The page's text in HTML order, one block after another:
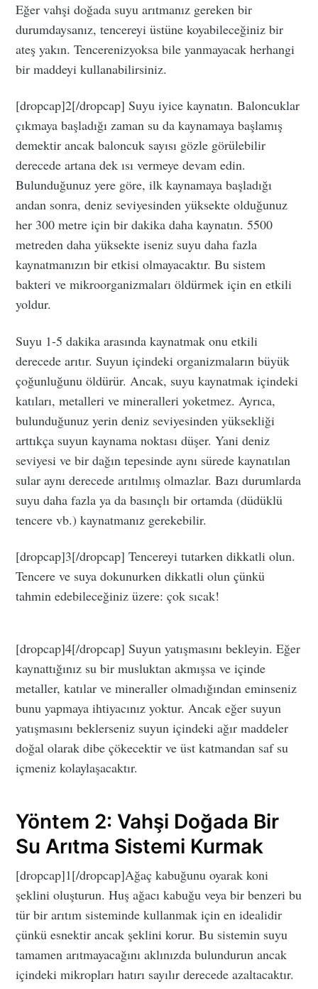
Eğer vahşi doğada suyu arıtmanız gereken bir
durumdaysanız, tencereyi üstüne koyabileceğiniz bir
ateş yakın. Tencerenizyoksa bile yanmayacak herhangi
bir maddeyi kullanabilirsiniz.
[dropcap]2[/dropcap] Suyu iyice kaynatın. Baloncuklar
çıkmaya başladığı zaman su da kaynamaya başlamış
demektir ancak baloncuk sayısı gözle görülebilir
derecede artana dek ısı vermeye devam edin.
Bulunduğunuz yere göre, ilk kaynamaya başladığı
andan sonra, deniz seviyesinden yüksekte olduğunuz
her 300 metre için bir dakika daha kaynatın. 5500
metreden daha yüksekte iseniz suyu daha fazla
kaynatmanızın bir etkisi olmayacaktır. Bu sistem
bakteri ve mikroorganizmaları öldürmek için en etkili
yoldur.
Suyu 1-5 dakika arasında kaynatmak onu etkili
derecede arıtır. Suyun içindeki organizmaların büyük
çoğunluğunu öldürür. Ancak, suyu kaynatmak içindeki
katıları, metalleri ve mineralleri yoketmez. Ayrıca,
bulunduğunuz yerin deniz seviyesinden yüksekliği
arttıkça suyun kaynama noktası düşer. Yani deniz
seviyesi ve bir dağın tepesinde aynı sürede kaynatılan
sular aynı derecede arıtılmış olmazlar. Bazı durumlarda
suyu daha fazla ya da basınçlı bir ortamda (düdüklü
tencere vb.) kaynatmanız gerekebilir.
[dropcap]3[/dropcap] Tencereyi tutarken dikkatli olun.
Tencere ve suya dokunurken dikkatli olun çünkü
tahmin edebileceğiniz üzere: çok sıcak!
[dropcap]4[/dropcap] Suyun yatışmasını bekleyin. Eğer
kaynattığınız su bir musluktan akmışsa ve içinde
metaller, katılar ve mineraller olmadığından eminseniz
bunu yapmaya ihtiyacınız yoktur. Ancak eğer suyun
yatışmasını beklerseniz suyun içindeki ağır maddeler
doğal olarak dibe çökecektir ve üst katmandan saf su
içmeniz kolaylaşacaktır.
Yöntem 2: Vahşi Doğada Bir
Su Arıtma Sistemi Kurmak
[dropcap]1[/dropcap]Ağaç kabuğunu oyarak koni
şeklini oluşturun. Huş ağacı kabuğu veya bir benzeri bu
tür bir arıtım sisteminde kullanmak için en idealidir
çünkü esnektir ancak şeklini korur. Bu sistemin suyu
tamamen arıtmayacağını aklınızda bulundurun ancak
içindeki mikropları hatırı sayılır derecede azaltacaktır.